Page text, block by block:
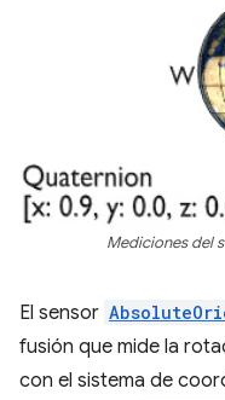
Mediciones del
El sensor
fusión que mide la
con el sistema de